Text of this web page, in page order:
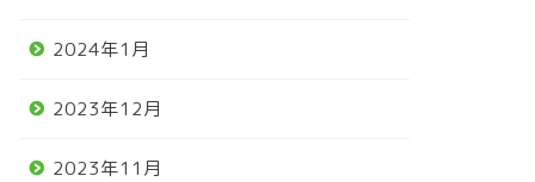
2024年1月
2023年12月
2023年11月